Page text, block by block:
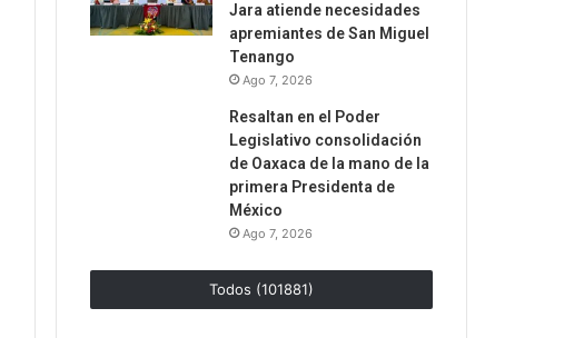
Jara atiende necesidades
apremiantes de San Miguel
Tenango
Ago 7, 2026
Resaltan en el Poder
Legislativo consolidación
de Oaxaca de la mano de la
primera Presidenta de
México
Ago 7, 2026
Todos (101881)